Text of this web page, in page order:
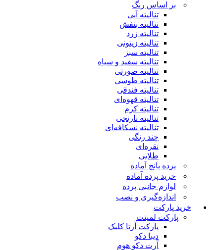
بر اساس رنگ
تنالیته آبی
تنالیته بنفش
تنالیته زرد
تنالیته زیتونی
تنالیته سبز
تنالیته سفید و سیاه
تنالیته صورتی
تنالیته طوسی
تنالیته فندقی
تنالیته قهوه‌ای
تنالیته کرم
تنالیته نارنجی
تنالیته نسکافه‌ای
چند رنگی
نقره‌ای
طلایی
پرده پانچ آماده
خرید پرده آماده
لوازم جانبی پرده
اندازه‌گیری و نصب
خرید پارکت
پارکت لمینت
پارکت آرتا کلیک
دیبا دکو
آرت دکو هوم